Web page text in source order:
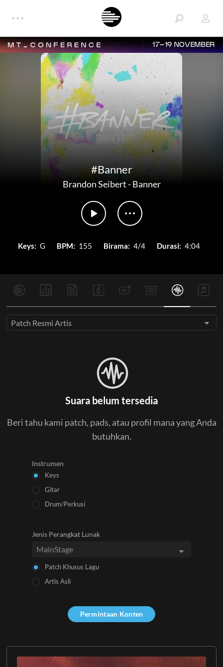
17–19 NOVEMBER
#Banner
Brandon Seibert-Banner
Keys: G BPM: 155 Birama: 4/4 Durasi: 4:04
Patch Resmi Artis
Suara belum tersedia
Beri tahu kami patch, pads, atau profil mana yang Anda
butuhkan.
Instrumen
Keys
Gitar
Drum/Perkusi
Jenis Perangkat Lunak
Patch Khusus Lagu
Artis Asli
Permintaan Konten